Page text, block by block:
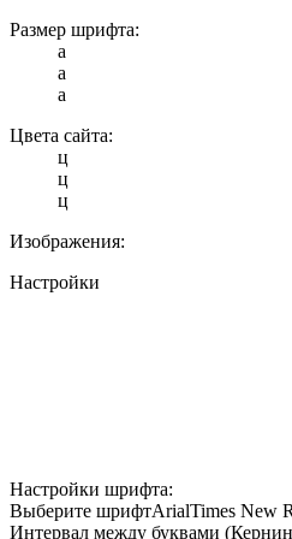
Размер шрифта:
a
a
a
Цвета сайта:
ц
ц
ц
Изображения:
Настройки
Настройки шрифта:
Выберите шрифтArialTimes New
Интервал между буквами